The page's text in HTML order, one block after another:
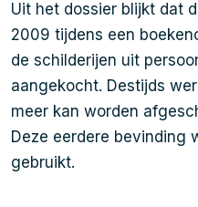
Uit het dossier blijkt dat
2009 tijdens een
de schilderijen uit
aangekocht. Destijds
meer kan worden
Deze eerdere bevinding
gebruikt.